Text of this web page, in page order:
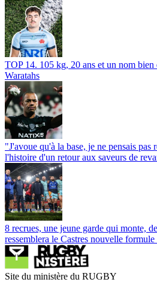
TOP 14. 105 kg, 20 ans et un nom bien
Waratahs
"J'avoue qu'à la base, je ne pensais
l'histoire d'un retour aux saveurs de
8 recrues, une jeune garde qui monte,
ressemblera le Castres nouvelle formule
Site du ministère du RUGBY